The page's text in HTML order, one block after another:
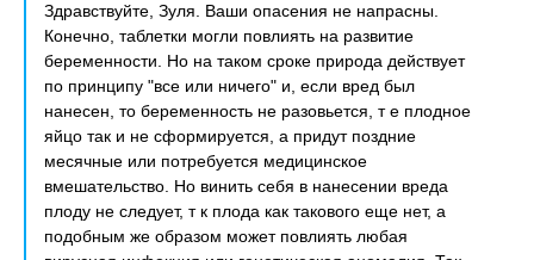
Здравствуйте, Зуля. Ваши опасения не напрасны.
Конечно, таблетки могли повлиять на развитие
беременности. Но на таком сроке природа действует
по принципу "все или ничего" и, если вред был
нанесен, то беременность не разовьется, т е плодное
яйцо так и не сформируется, а придут поздние
месячные или потребуется медицинское
вмешательство. Но винить себя в нанесении вреда
плоду не следует, т к плода как такового еще нет, а
подобным же образом может повлиять любая